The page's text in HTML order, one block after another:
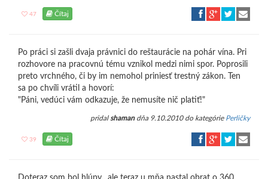
47 Čítaj
Po práci si zašli dvaja právnici do reštaurácie na pohár vína. Pri
rozhovore na pracovnú tému vznikol medzi nimi spor. Poprosili
preto vrchného, či by im nemohol priniesť trestný zákon. Ten
sa po chvíli vrátil a hovorí:
"Páni, vedúci vám odkazuje, že nemusíte nič platiť!"
pridal shamandňa 9.10.2010 do kategórie Perličky
39 Čítaj